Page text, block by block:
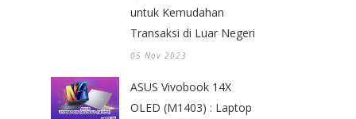
untuk Kemudahan
Transaksi di Luar Negeri
05 Nov 2023
ASUS Vivobook 14X
OLED (M1403) : Laptop